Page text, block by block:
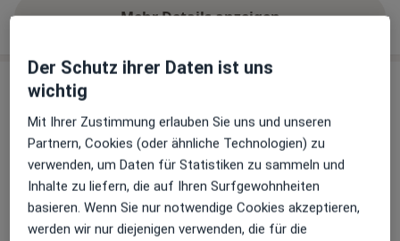
Mehr Details anzeigen
Erfahrungen
Bewerten
65 Bewertungen
Der Schutz ihrer Daten ist uns
wichtig
Mit Ihrer Zustimmung erlauben Sie uns und unseren
Partnern, Cookies (oder ähnliche Technologien) zu
verwenden, um Daten für Statistiken zu sammeln und
Inhalte zu liefern, die auf Ihren Surfgewohnheiten
basieren. Wenn Sie nur notwendige Cookies akzeptieren,
werden wir nur diejenigen verwenden, die für die